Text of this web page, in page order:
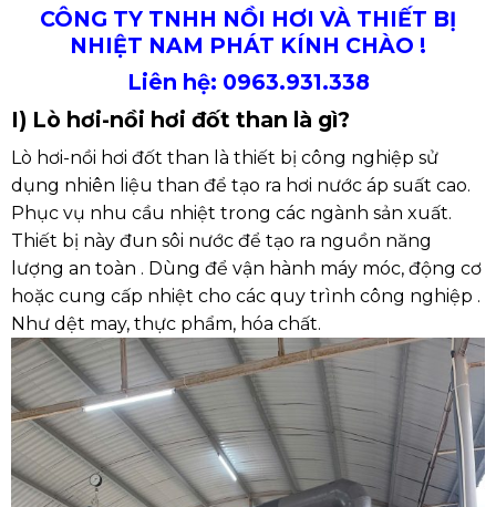
CÔNG TY TNHH NỒI HƠI VÀ THIẾT BỊ
NHIỆT NAM PHÁT KÍNH CHÀO !
Liên hệ: 0963.931.338
I) Lò hơi-nồi hơi đốt than là gì?
Lò hơi-nồi hơi đốt than là thiết bị công nghiệp sử
dụng nhiên liệu than để tạo ra hơi nước áp suất cao.
Phục vụ nhu cầu nhiệt trong các ngành sản xuất.
Thiết bị này đun sôi nước để tạo ra nguồn năng
lượng an toàn . Dùng để vận hành máy móc, động cơ
hoặc cung cấp nhiệt cho các quy trình công nghiệp .
Như dệt may, thực phẩm, hóa chất.